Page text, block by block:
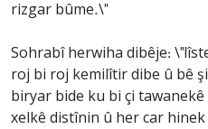
rizgar bûme.\"
Sohrabî herwiha dibêje:
roj bi roj kemilîtir dibe û bê
biryar bide ku bi çi
xelkê distînin û her car